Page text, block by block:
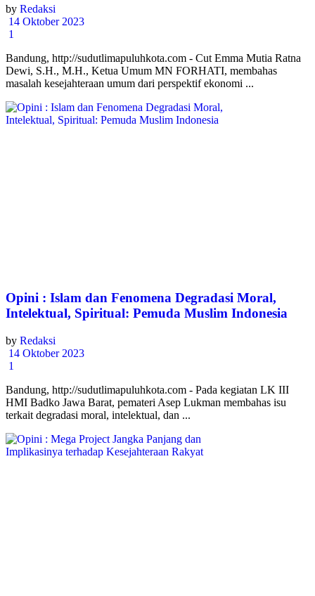
by Redaksi
14 Oktober 2023
1
Bandung, http://sudutlimapuluhkota.com - Cut Emma Mutia Ratna
Dewi, S.H., M.H., Ketua Umum MN FORHATI, membahas
masalah kesejahteraan umum dari perspektif ekonomi ...
Opini : Islam dan Fenomena Degradasi Moral,
Intelektual, Spiritual: Pemuda Muslim Indonesia
by Redaksi
14 Oktober 2023
1
Bandung, http://sudutlimapuluhkota.com - Pada kegiatan LK III
HMI Badko Jawa Barat, pemateri Asep Lukman membahas isu
terkait degradasi moral, intelektual, dan ...